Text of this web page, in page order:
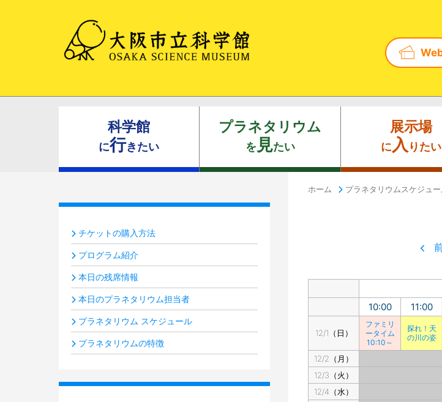
科学館
に行きたい
プラネタリウム
を 見たい
展示場
に入 りたい
ホーム プラネタリウムスケジュ
10:00
11:00
12/1（日）
ファミリ
ータイム
10:10～
探れ！天
の川の姿
12/2（月）
12/3（火）
12/4（水）
チケットの購入方法
プログラム紹介
本日の残席情報
本日のプラネタリウム担当者
プラネタリウム スケジュール
プラネタリウムの特徴